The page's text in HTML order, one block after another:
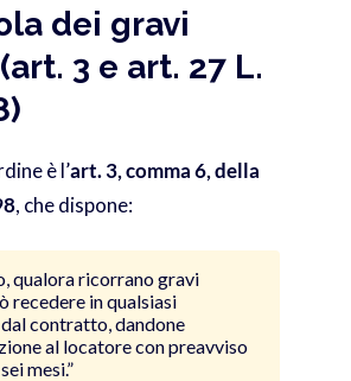
dei gravi
3 e art. 27 L.
è l’art. 3, comma 6, della
, che dispone:
qualora ricorrano gravi
recedere in qualsiasi
contratto, dandone
al locatore con preavviso
mesi.”